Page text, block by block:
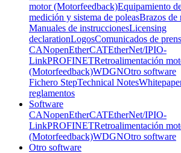
motor (Motorfeedback)Equipamiento
medición y sistema de poleasBrazos de
Manuales de instruccionesLicensing
declarationLogosComunicados de
CANopenEtherCATEtherNet/IPIO-
LinkPROFINETRetroalimentación
(Motorfeedback)WDGNOtro software
Fichero StepTechnical Notes
reglamentos
Software
CANopenEtherCATEtherNet/IPIO-
LinkPROFINETRetroalimentación
(Motorfeedback)WDGNOtro software
Otro software